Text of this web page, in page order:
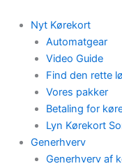
content
Nyt Kørekort
Automatgear
Video Guide
Find den rette
Vores pakker
Betaling for
Lyn Kørekort
Generhverv
Generhverv af